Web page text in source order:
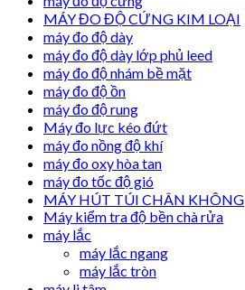
MÁY ĐO ĐỘ CỨNG KIM LOẠI
máy đo độ dày
máy đo độ dày lớp phủ leed
máy đo độ nhám bề mặt
máy đo độ ồn
máy đo độ rung
Máy đo lực kéo đứt
máy đo nồng độ khí
máy đo oxy hòa tan
máy đo tốc độ gió
MÁY HÚT TÚI CHÂN KHÔNG
Máy kiểm tra độ bền chà rửa
máy lắc
máy lắc ngang
máy lắc tròn